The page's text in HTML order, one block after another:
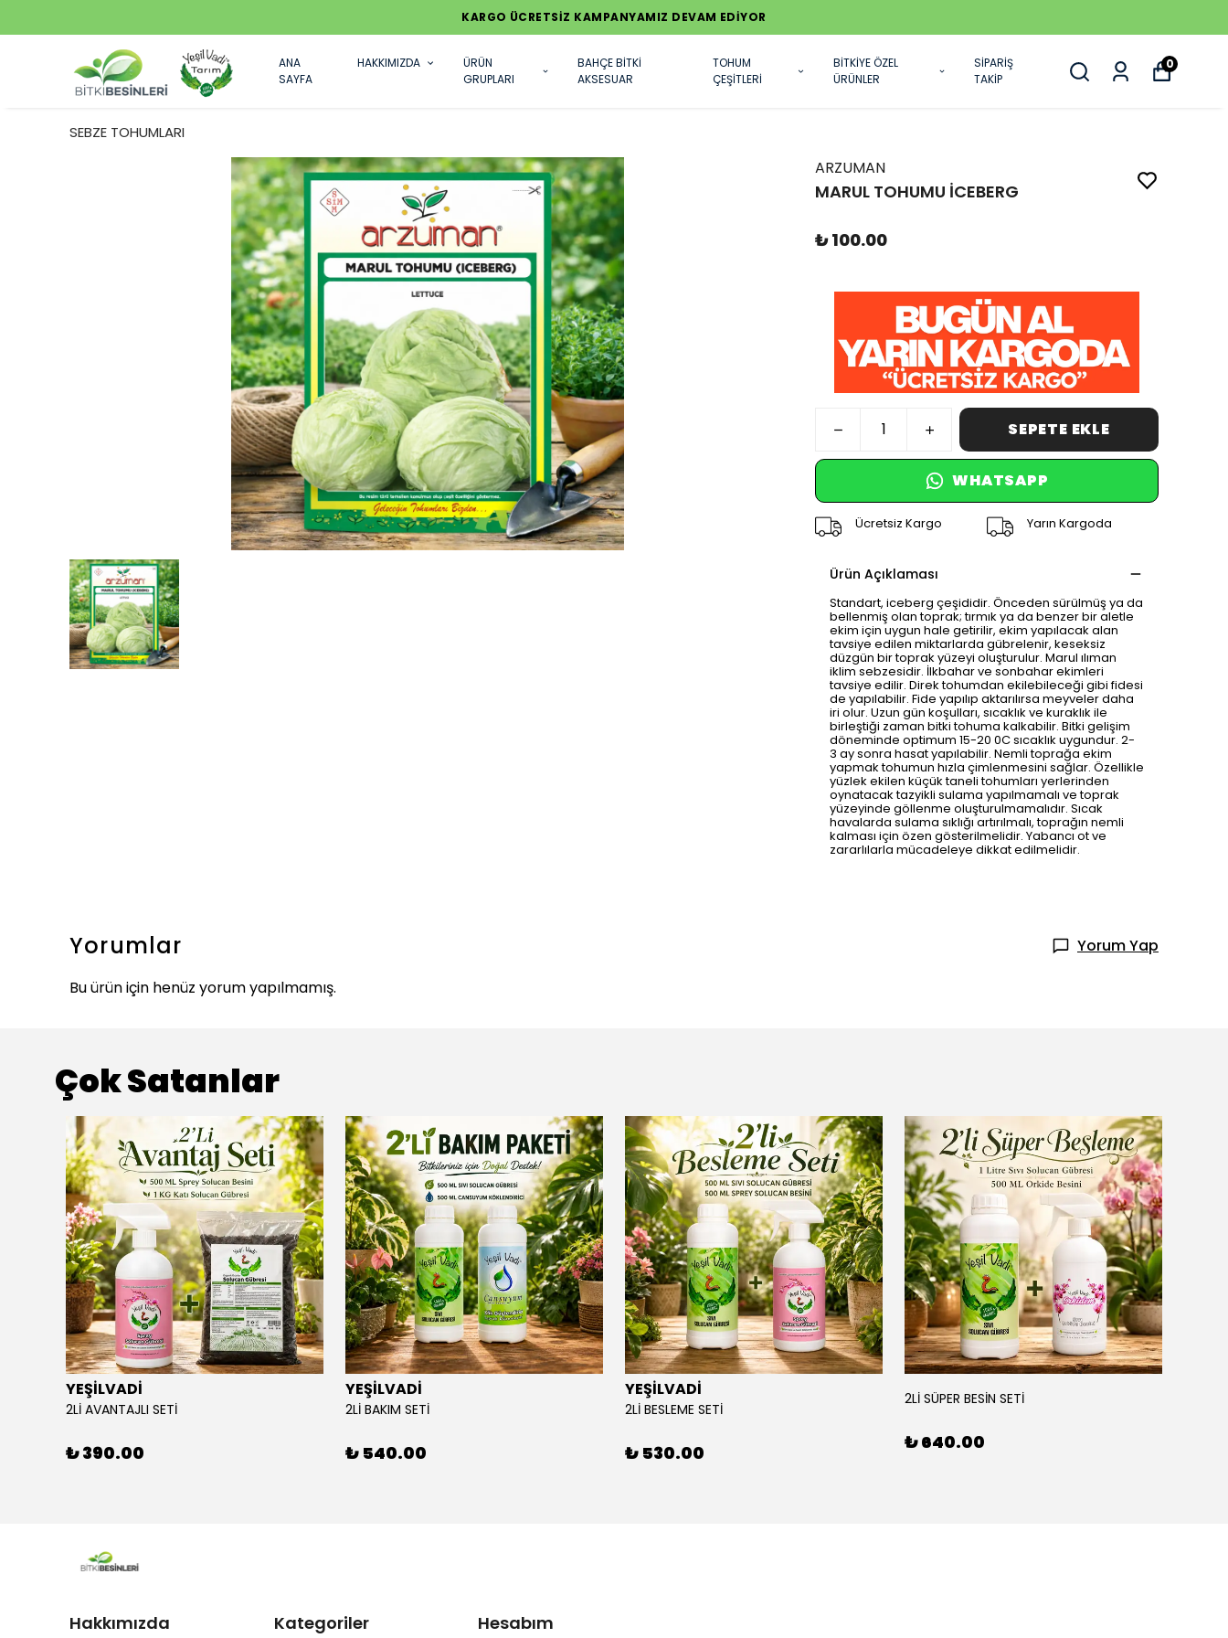
KARGO ÜCRETSİZ KAMPANYAMIZ DEVAM EDİYOR
ANA
SAYFA
HAKKIMIZDA
ÜRÜN
GRUPLARI
BAHÇE BİTKİ
AKSESUAR
TOHUM
ÇEŞİTLERİ
BİTKİYE ÖZEL
ÜRÜNLER
SİPARİŞ
TAKİP
0
SEBZE TOHUMLARI
ARZUMAN
MARUL TOHUMU İCEBERG
₺ 100.00
SEPETE EKLE
WHATSAPP
Ücretsiz Kargo Yarın Kargoda
Ürün Açıklaması
Standart, iceberg çeşididir. Önceden sürülmüş ya da
bellenmiş olan toprak; tırmık ya da benzer bir aletle
ekim için uygun hale getirilir, ekim yapılacak alan
tavsiye edilen miktarlarda gübrelenir, keseksiz
düzgün bir toprak yüzeyi oluşturulur. Marul ılıman
iklim sebzesidir. İlkbahar ve sonbahar ekimleri
tavsiye edilir. Direk tohumdan ekilebileceği gibi fidesi
de yapılabilir. Fide yapılıp aktarılırsa meyveler daha
iri olur. Uzun gün koşulları, sıcaklık ve kuraklık ile
birleştiği zaman bitki tohuma kalkabilir. Bitki gelişim
döneminde optimum 15-20 0C sıcaklık uygundur. 2-
3 ay sonra hasat yapılabilir. Nemli toprağa ekim
yapmak tohumun hızla çimlenmesini sağlar. Özellikle
yüzlek ekilen küçük taneli tohumları yerlerinden
oynatacak tazyikli sulama yapılmamalı ve toprak
yüzeyinde göllenme oluşturulmamalıdır. Sıcak
havalarda sulama sıklığı artırılmalı, toprağın nemli
kalması için özen gösterilmelidir. Yabancı ot ve
zararlılarla mücadeleye dikkat edilmelidir.
Yorumlar
Yorum Yap
Bu ürün için henüz yorum yapılmamış.
Çok Satanlar
YEŞİLVADİ
2Lİ AVANTAJLI SETİ
₺ 390.00
YEŞİLVADİ
2Lİ BAKIM SETİ
₺ 540.00
YEŞİLVADİ
2Lİ BESLEME SETİ
₺ 530.00
2Lİ SÜPER BESİN SETİ
₺ 640.00
Hakkımızda Kategoriler Hesabım